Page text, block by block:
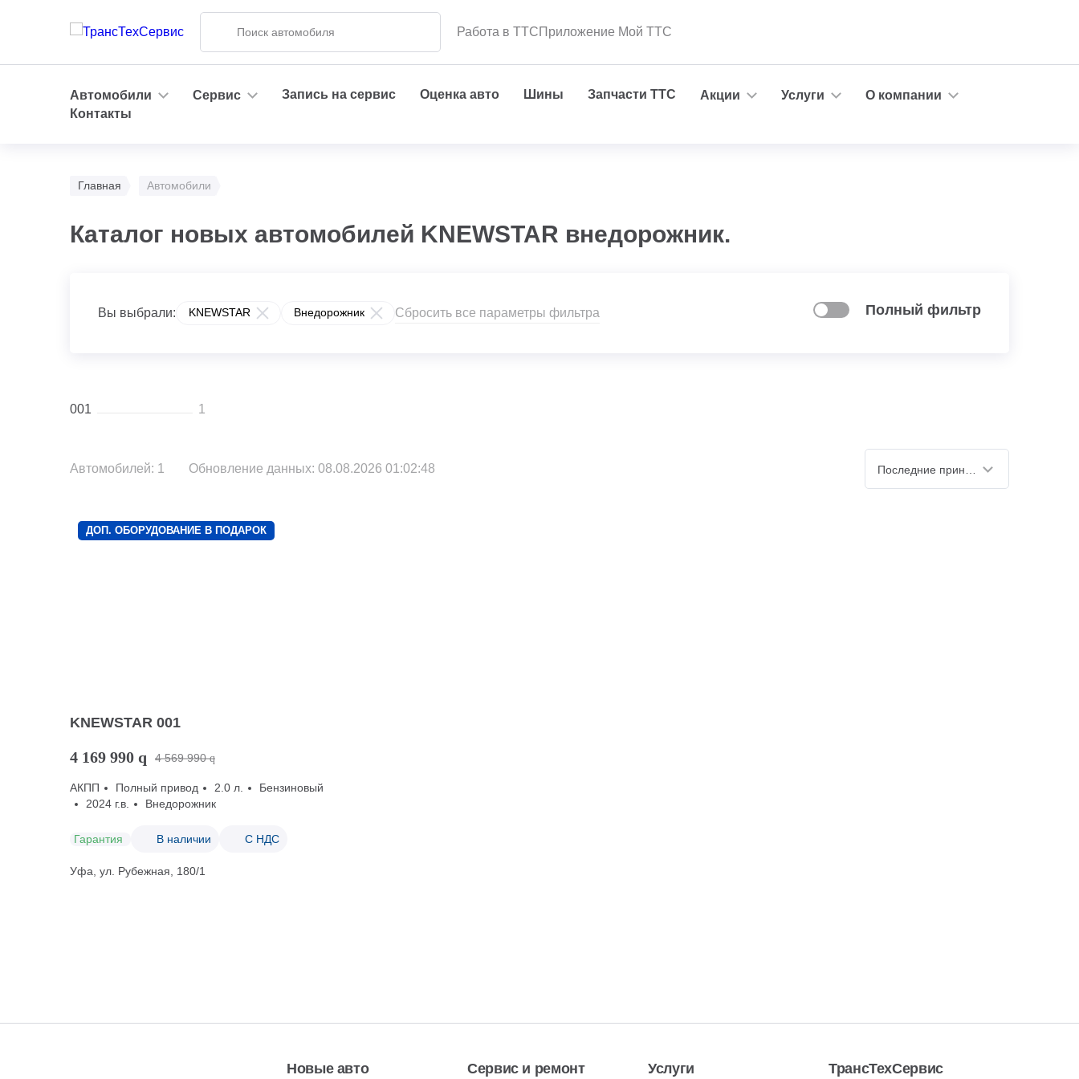
Работа в ТТСПриложение Мой ТТС
Автомобили Сервис Запись на сервис Оценка авто Шины Запчасти ТТС Акции Услуги
О компании
Контакты
Главная Автомобили
Каталог новых автомобилей KNEWSTAR внедорожник.
Вы выбрали: KNEWSTAR Внедорожник Сбросить все параметры фильтра Полный фильтр
001 1
Автомобилей: 1 Обновление данных: 08.08.2026 01:02:48
ДОП. ОБОРУДОВАНИЕ В ПОДАРОК
KNEWSTAR 001
4 169 990 q 4 569 990 q
АКПП Полный привод 2.0 л.
Бензиновый
2024 г.в.
Внедорожник
Гарантия В наличии С НДС
Уфа, ул. Рубежная, 180/1
Новые авто Сервис и ремонт Услуги ТрансТехСервис